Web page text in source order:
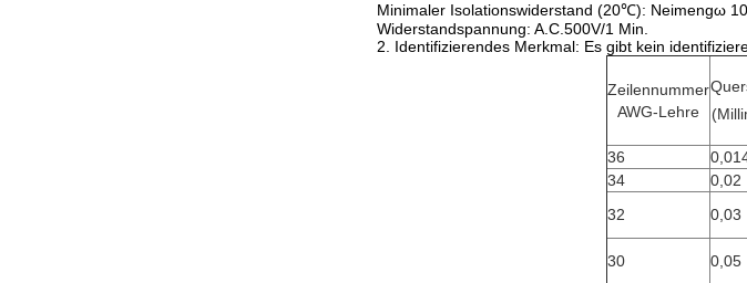
Minimaler Isolationswiderstand (20℃): Neimengω
Widerstandspannung: A.C.500V/1 Min.
2. Identifizierendes Merkmal: Es gibt kein
Zeilennummer
AWG-Lehre
36
34
0,02
32
0,03
30
0,05